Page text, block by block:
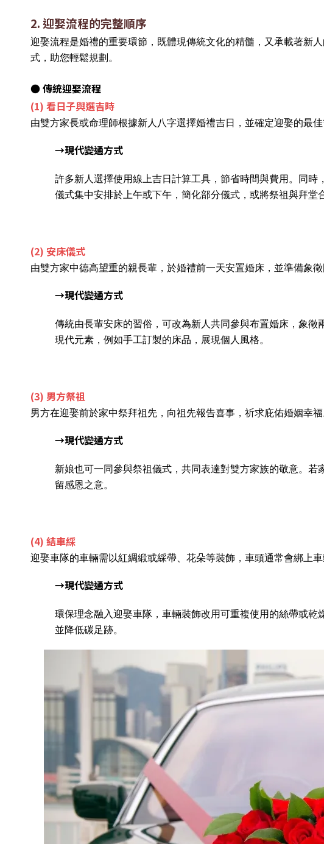
2. 迎娶流程的完整順序
迎娶流程是婚禮的重要環節，既體現傳統文化的精髓，又承載著新
式，助您輕鬆規劃。
● 傳統迎娶流程
(1) 看日子與選吉時
由雙方家長或命理師根據新人八字選擇婚禮吉日，並確定迎娶的最佳
→現代變通方式
許多新人選擇使用線上吉日計算工具，節省時間與費用。同
儀式集中安排於上午或下午，簡化部分儀式，或將祭祖與拜堂
(2) 安床儀式
由雙方家中德高望重的親長輩，於婚禮前一天安置婚床，並準備象
→現代變通方式
傳統由長輩安床的習俗，可改為新人共同參與布置婚床，象
現代元素，例如手工訂製的床品，展現個人風格。
(3) 男方祭祖
男方在迎娶前於家中祭拜祖先，向祖先報告喜事，祈求庇佑婚姻幸福
→現代變通方式
新娘也可一同參與祭祖儀式，共同表達對雙方家族的敬意。
留感恩之意。
(4) 結車綵
迎娶車隊的車輛需以紅綢緞或綵帶、花朵等裝飾，車頭通常會綁上
→現代變通方式
環保理念融入迎娶車隊，車輛裝飾改用可重複使用的絲帶或乾
並降低碳足跡。